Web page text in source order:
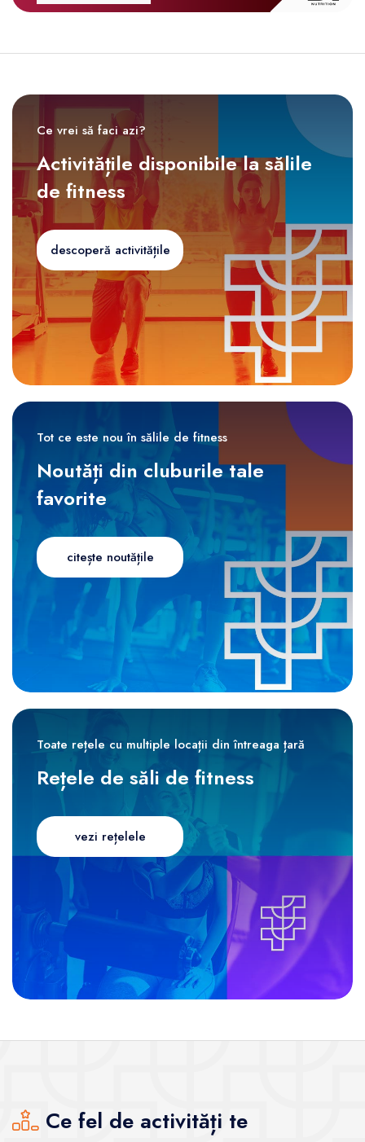
Ce vrei să faci azi?
Activitățile disponibile la sălile
de fitness
descoperă activitățile
Tot ce este nou în sălile de fitness
Noutăți din cluburile tale
favorite
citește noutățile
Toate rețele cu multiple locații din întreaga țară
Rețele de săli de fitness
vezi rețelele
Ce fel de activități te